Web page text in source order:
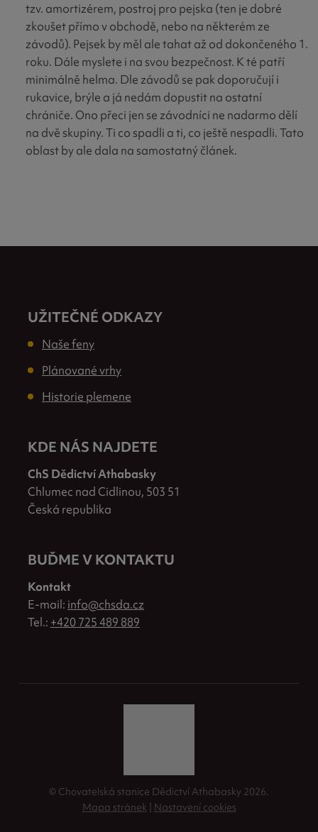
tzv. amortizérem, postroj pro pejska (ten je dobré
zkoušet přímo v obchodě, nebo na některém ze
závodů). Pejsek by měl ale tahat až od dokončeného 1.
roku. Dále myslete i na svou bezpečnost. K té patří
minimálně helma. Dle závodů se pak doporučují i
rukavice, brýle a já nedám dopustit na ostatní
chrániče. Ono přeci jen se závodníci ne nadarmo dělí
na dvě skupiny. Ti co spadli a ti, co ještě nespadli. Tato
oblast by ale dala na samostatný článek.
UŽITEČNÉ ODKAZY
Naše feny
Plánované vrhy
Historie plemene
KDE NÁS NAJDETE
ChS Dědictví Athabasky
Chlumec nad Cidlinou, 503 51
Česká republika
BUĎME V KONTAKTU
Kontakt
E-mail: info@chsda.cz
Tel.: +420 725 489 889
© Chovatelská stanice Dědictví Athabasky 2026.
Mapa stránek
Nastavení cookies